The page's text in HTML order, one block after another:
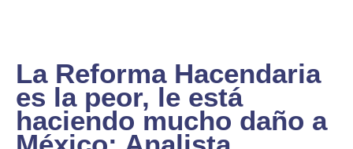
La Reforma Hacendaria
es la peor, le está
haciendo mucho daño a